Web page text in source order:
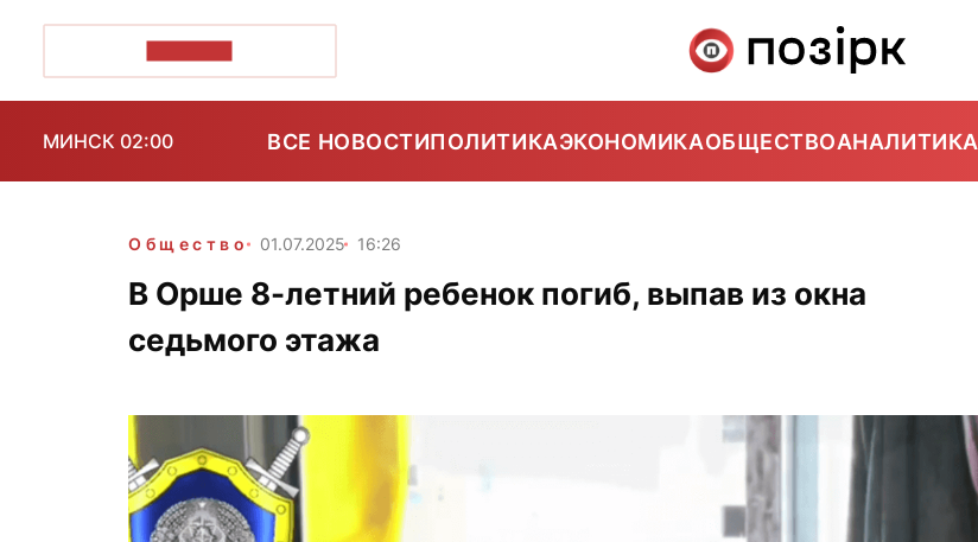
МИНСК 02:00 ВСЕ НОВОСТИПОЛИТИКАЭКОНОМИКАОБЩЕСТВОАНАЛИТИКА
Общество 01.07.2025 16:26
В Орше 8-летний ребенок погиб, выпав из окна
седьмого этажа